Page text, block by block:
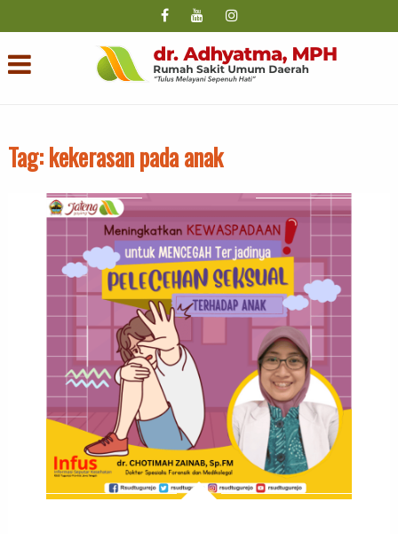
Tag:kekerasan pada anak